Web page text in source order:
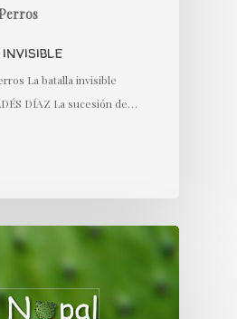
La batalla invisible
DÍAZ La sucesión de…